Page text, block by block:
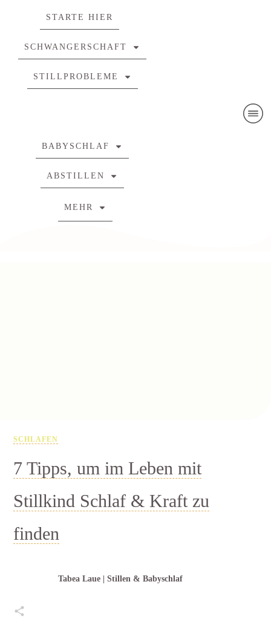
STARTE HIER
SCHWANGERSCHAFT
STILLPROBLEME
BABYSCHLAF
ABSTILLEN
MEHR
SCHLAFEN
7 Tipps, um im Leben mit
Stillkind Schlaf & Kraft zu
finden
Tabea Laue | Stillen & Babyschlaf